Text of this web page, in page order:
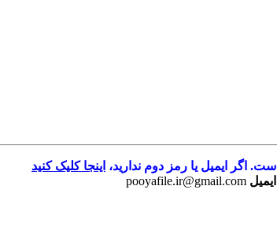
اگر ایمیل یا رمز دوم ندارید، اینجا کلیک کنید
ایمیل pooyafile.ir@gmail.com